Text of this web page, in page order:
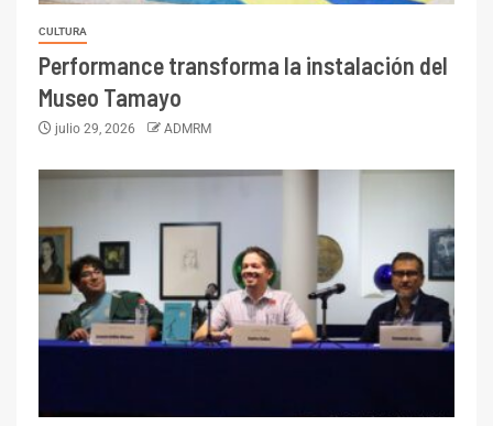
CULTURA
Performance transforma la instalación del
Museo Tamayo
julio 29, 2026 ADMRM